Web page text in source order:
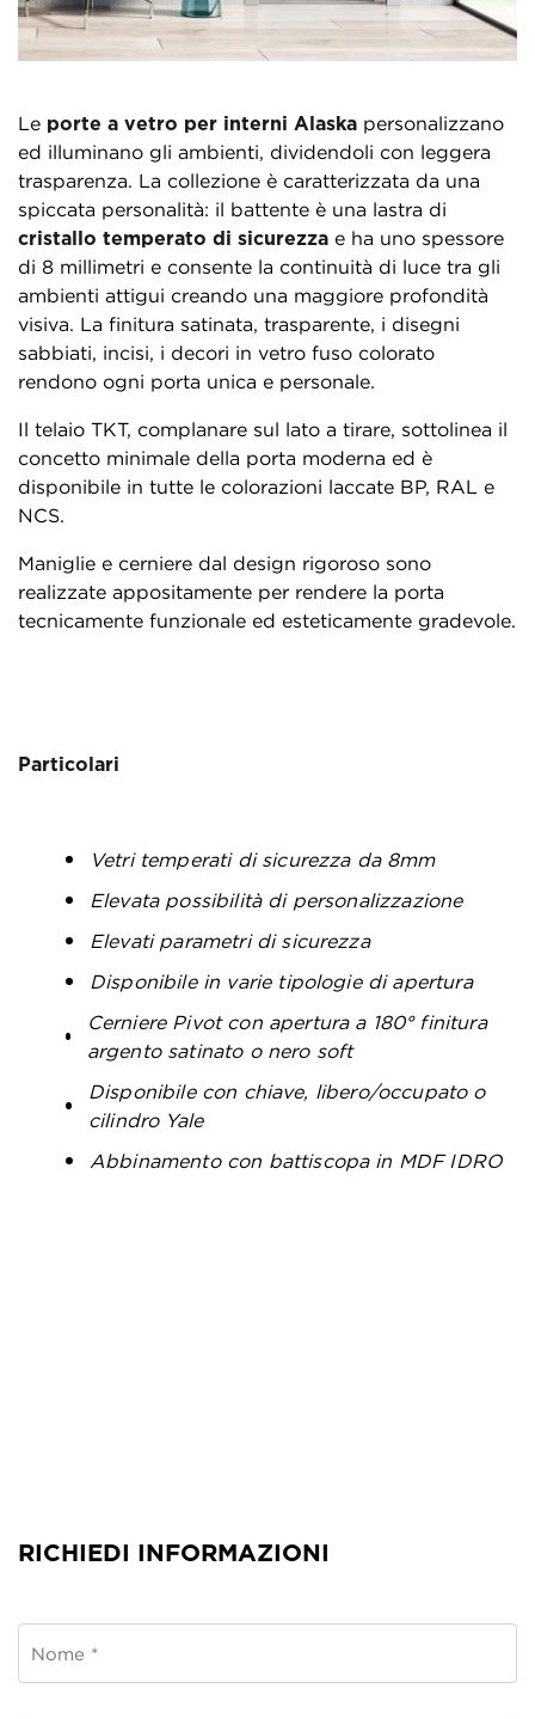
Le porte a vetro per interni Alaska personalizzano
ed illuminano gli ambienti, dividendoli con leggera
trasparenza. La collezione è caratterizzata da una
spiccata personalità: il battente è una lastra di
cristallo temperato di sicurezza e ha uno spessore
di 8 millimetri e consente la continuità di luce tra gli
ambienti attigui creando una maggiore profondità
visiva. La finitura satinata, trasparente, i disegni
sabbiati, incisi, i decori in vetro fuso colorato
rendono ogni porta unica e personale.
Il telaio TKT, complanare sul lato a tirare, sottolinea il
concetto minimale della porta moderna ed è
disponibile in tutte le colorazioni laccate BP, RAL e
NCS.
Maniglie e cerniere dal design rigoroso sono
realizzate appositamente per rendere la porta
tecnicamente funzionale ed esteticamente gradevole.
Particolari
Vetri temperati di sicurezza da 8mm
Elevata possibilità di personalizzazione
Elevati parametri di sicurezza
Disponibile in varie tipologie di apertura
Cerniere Pivot con apertura a 180° finitura
argento satinato o nero soft
Disponibile con chiave, libero/occupato o
cilindro Yale
Abbinamento con battiscopa in MDF IDRO
RICHIEDI INFORMAZIONI